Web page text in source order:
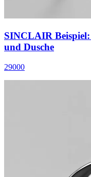
SINCLAIR
und Dusche
29000